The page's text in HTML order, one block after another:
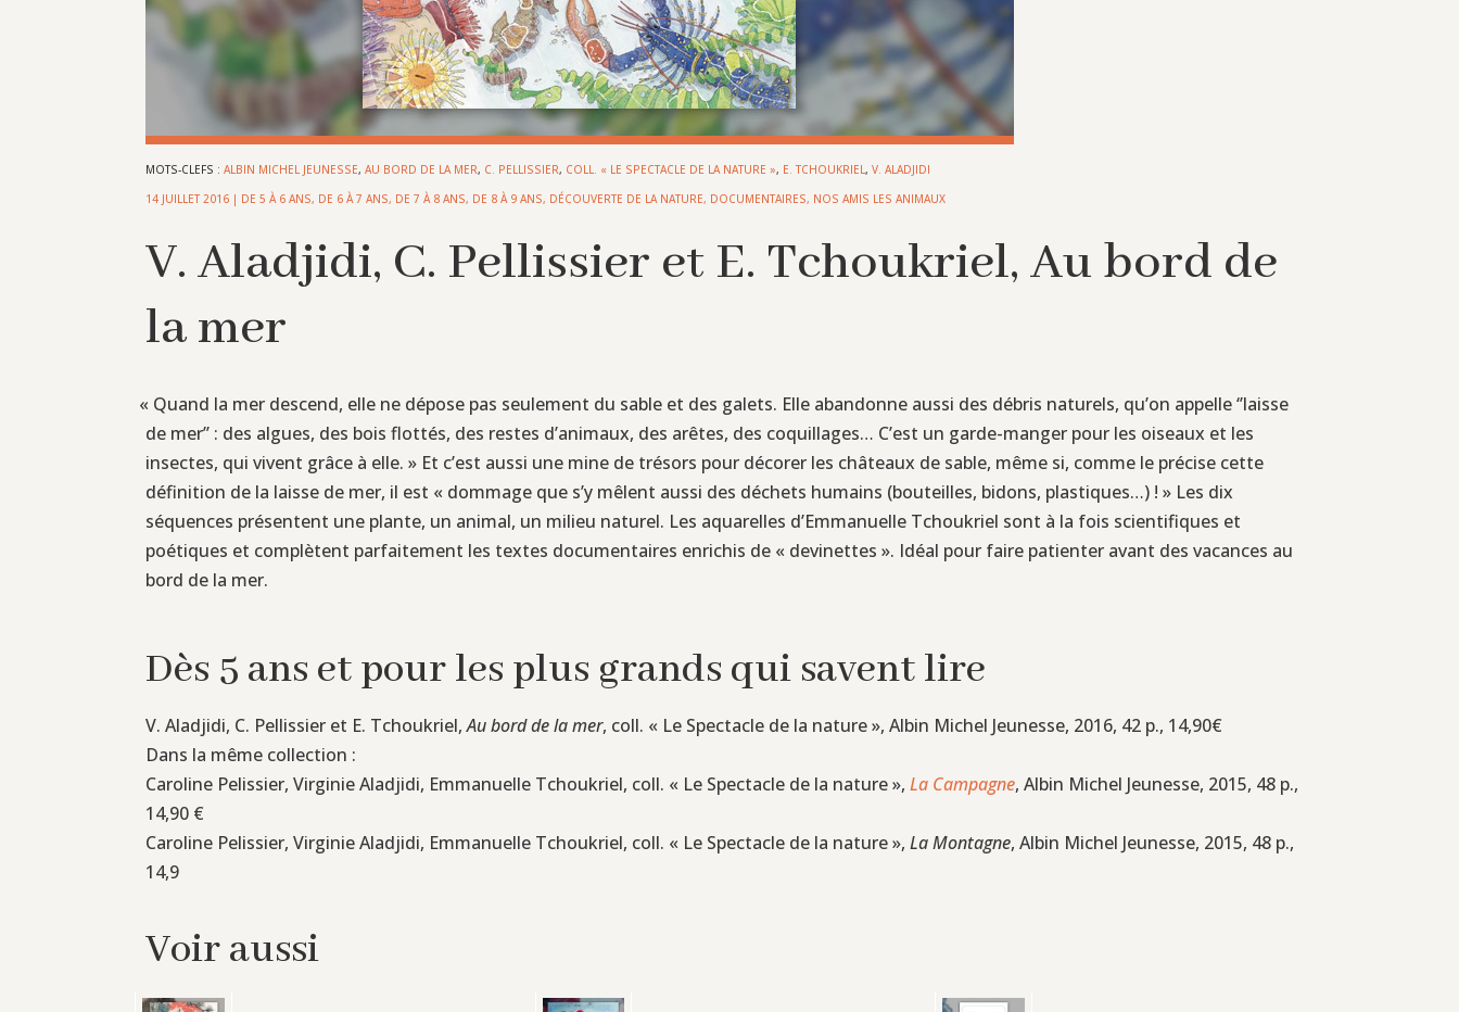
MOTS-CLEFS :ALBIN MICHEL JEUNESSE,AU BORD DE LA MER, C. PELLISSIER, COLL. « LE SPECTACLE DE LA NATURE », E. TCHOUKRIEL,V. ALADJIDI
14 JUILLET 2016 | DE 5 À 6 ANS, DE 6 À 7 ANS, DE 7 À 8 ANS, DE 8 À 9 ANS, DÉCOUVERTE DE LA NATURE, DOCUMENTAIRES, NOS AMIS LES ANIMAUX
V. Aladjidi, C. Pellissier et E. Tchoukriel, Au bord de
la mer
« Quand la mer descend, elle ne dépose pas seulement du sable et des galets. Elle abandonne aussi des débris naturels, qu’on appelle ‘’laisse
de mer’’ : des algues, des bois flottés, des restes d’animaux, des arêtes, des coquillages… C’est un garde-manger pour les oiseaux et les
insectes, qui vivent grâce à elle. » Et c’est aussi une mine de trésors pour décorer les châteaux de sable, même si, comme le précise cette
définition de la laisse de mer, il est « dommage que s’y mêlent aussi des déchets humains (bouteilles, bidons, plastiques…) ! » Les dix
séquences présentent une plante, un animal, un milieu naturel. Les aquarelles d’Emmanuelle Tchoukriel sont à la fois scientifiques et
poétiques et complètent parfaitement les textes documentaires enrichis de « devinettes ». Idéal pour faire patienter avant des vacances au
bord de la mer.
Dès 5 ans et pour les plus grands qui savent lire
V. Aladjidi, C. Pellissier et E. Tchoukriel,Au bord de la mer, coll. « Le Spectacle de la nature », Albin Michel Jeunesse, 2016, 42 p., 14,90€
Dans la même collection :
Caroline Pelissier, Virginie Aladjidi, Emmanuelle Tchoukriel, coll. « Le Spectacle de la nature »,La Campagne, Albin Michel Jeunesse, 2015, 48 p.,
14,90 €
Caroline Pelissier, Virginie Aladjidi, Emmanuelle Tchoukriel, coll. « Le Spectacle de la nature », La Montagne, Albin Michel Jeunesse, 2015, 48 p.,
14,9
Voir aussi